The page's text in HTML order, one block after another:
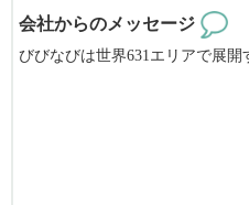
会社からのメッセージ
びびなびは世界631エリアで展開